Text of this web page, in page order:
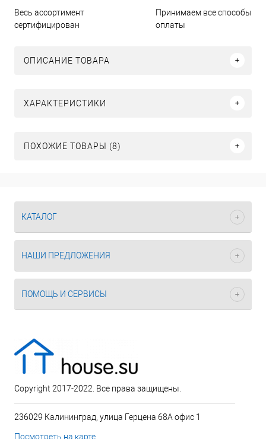
Весь ассортимент
сертифицирован
Принимаем все способы
оплаты
ОПИСАНИЕ ТОВАРА
ХАРАКТЕРИСТИКИ
ПОХОЖИЕ ТОВАРЫ (8)
КАТАЛОГ
НАШИ ПРЕДЛОЖЕНИЯ
ПОМОЩЬ И СЕРВИСЫ
Copyright 2017-2022. Все права защищены.
236029 Калининград, улица Герцена 68А офис 1
Посмотреть на карте